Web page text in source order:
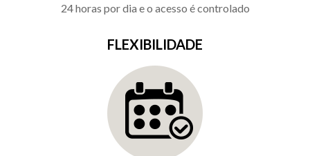
24 horas por dia e o acesso é controlado
FLEXIBILIDADE